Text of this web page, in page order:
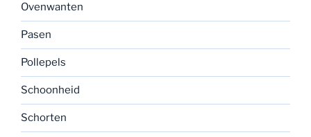
Ovenwanten
Pasen
Pollepels
Schoonheid
Schorten